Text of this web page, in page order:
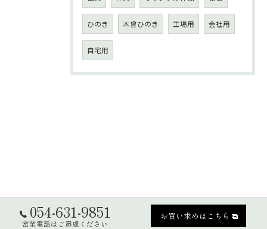
ひのき 木曾ひのき 工場用 会社用
自宅用
054-631-9851
営業電話はご遠慮ください
お買い求めはこちら